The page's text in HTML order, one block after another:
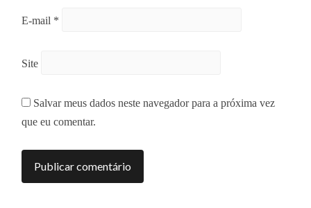
E-mail *
Site
Salvar meus dados neste navegador para a próxima vez
que eu comentar.